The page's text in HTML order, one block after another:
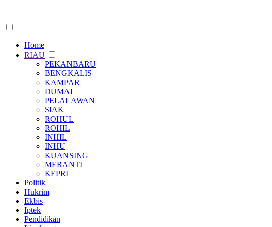
Home
RIAU
PEKANBARU
BENGKALIS
KAMPAR
DUMAI
PELALAWAN
SIAK
ROHUL
ROHIL
INHIL
INHU
KUANSING
MERANTI
KEPRI
Politik
Hukrim
Ekbis
Iptek
Pendidikan